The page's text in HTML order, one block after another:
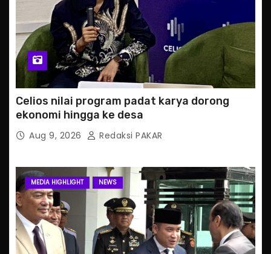
Celios nilai program padat karya dorong
ekonomi hingga ke desa
Aug 9, 2026 Redaksi PAKAR
MEDIA HIGHLIGHT NEWS